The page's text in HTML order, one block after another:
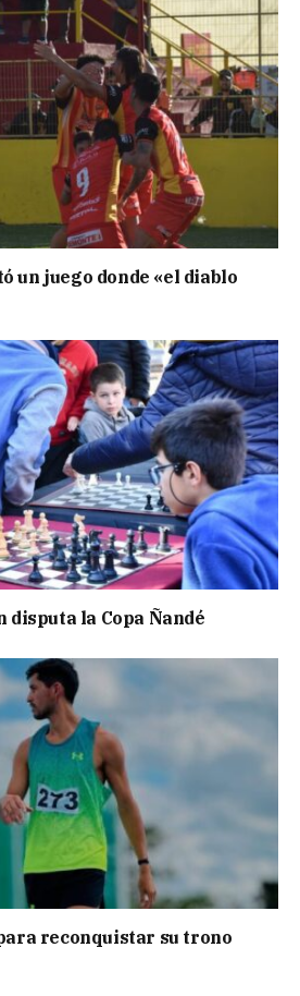
un juego donde «el diablo
disputa la Copa Ñandé
reconquistar su trono